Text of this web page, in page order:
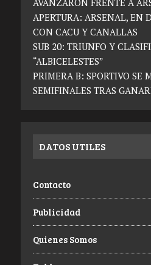
AVANZARON FRENTE A
APERTURA: ARSENAL, EN
CON CACU Y CANALLAS
SUB 20: TRIUNFO Y
“ALBICELESTES”
PRIMERA B: SPORTIVO SE
SEMIFINALES TRAS
DATOS UTILES
Contacto
Publicidad
Quienes Somos